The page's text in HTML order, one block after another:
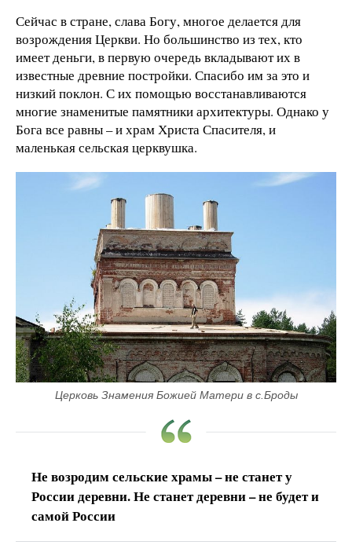
Сейчас в стране, слава Богу, многое делается для
возрождения Церкви. Но большинство из тех, кто
имеет деньги, в первую очередь вкладывают их в
известные древние постройки. Спасибо им за это и
низкий поклон. С их помощью восстанавливаются
многие знаменитые памятники архитектуры. Однако у
Бога все равны – и храм Христа Спасителя, и
маленькая сельская церквушка.
Церковь Знамения Божией Матери в с.Броды
Не возродим сельские храмы – не станет у
России деревни. Не станет деревни – не будет и
самой России